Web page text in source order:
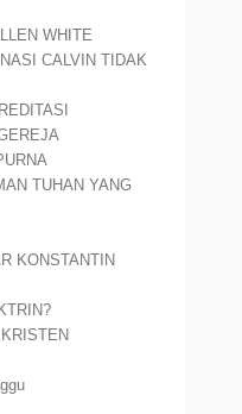
WHITE
CALVIN TIDAK
TUHAN YANG
KONSTANTIN